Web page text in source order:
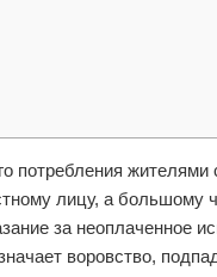
потребления
лицу, а большому
за неоплаченное
воровство,